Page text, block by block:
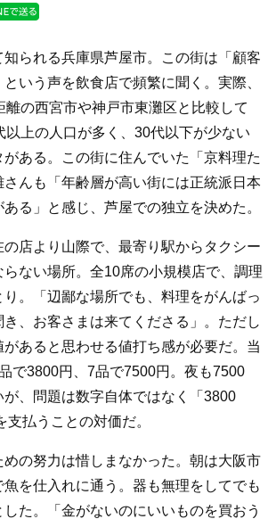
られる兵庫県芦屋市。この街は「顧客
いう声を飲食店で頻繁に聞く。実際、
離の西宮市や神戸市東灘区と比較して
以上の人口が多く、30代以下が少ない
がある。この街に住んでいた「京料理た
んも「年齢層が高い街には正統派日本
る」と感じ、芦屋での独立を決めた。
の店より山際で、最寄り駅からタクシー
ない場所。全10席の小規模店で、調理
。「辺鄙な場所でも、料理をがんばっ
、お客さまは来てくださる」。ただし
あると思わせる値打ち感が必要だ。当
で3800円、7品で7500円。夜も7500
が、問題は数字自体ではなく「3800
支払うことの対価だ。
めの努力は惜しまなかった。朝は大阪市
を仕入れに通う。器も無理をしてでも
た。「金がないのにいいものを買おう